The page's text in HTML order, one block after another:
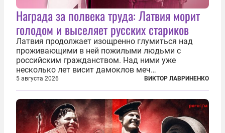
Награда за полвека труда: Латвия морит
голодом и выселяет русских стариков
Латвия продолжает изощренно глумиться над
проживающими в ней пожилыми людьми с
российским гражданством. Над ними уже
несколько лет висит дамоклов меч
насильственного выдворения. Некоторых уже
депортировали, а многие уехали сами, не
дожидаясь изгнания из родных домов. Пожилых
людей, проваливших...
5 августа 2026 ВИКТОР ЛАВРИНЕНКО